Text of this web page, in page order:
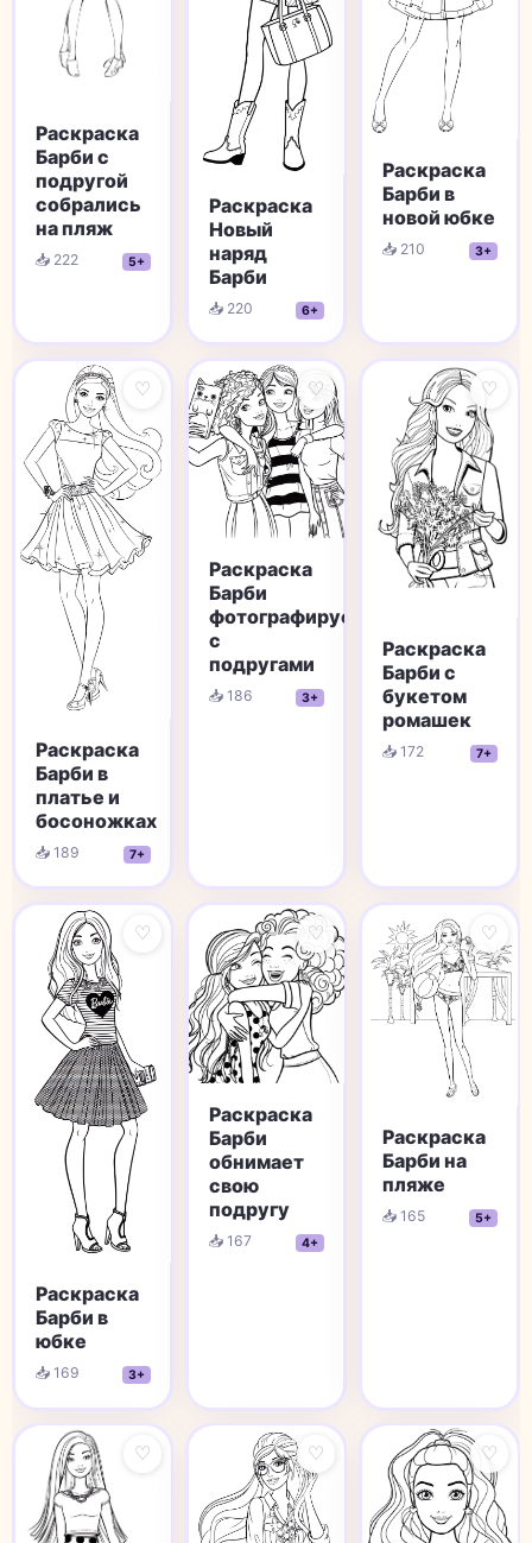
Раскраска
Барби с
подругой
собрались
на пляж
📥 222 5+
Раскраска
Новый
наряд
Барби
📥 220 6+
Раскраска
Барби в
новой юбке
📥 210 3+
♡
Раскраска
Барби в
платье и
босоножках
📥 189 7+
♡
Раскраска
Барби
фотографируется
с
подругами
📥 186 3+
♡
Раскраска
Барби с
букетом
ромашек
📥 172 7+
♡
Раскраска
Барби в
юбке
📥 169 3+
♡
Раскраска
Барби
обнимает
свою
подругу
📥 167 4+
♡
Раскраска
Барби на
пляже
📥 165 5+
♡ ♡ ♡